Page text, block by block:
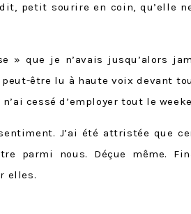
petit sourire en coin, qu’elle
» que je n’avais jusqu’alors
être lu à haute voix devant
cessé d’employer tout le
J’ai été attristée que
parmi nous. Déçue même.
elles.